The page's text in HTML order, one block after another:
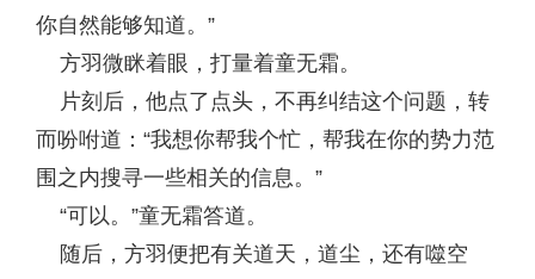
你自然能够知道。”
方羽微眯着眼，打量着童无霜。
片刻后，他点了点头，不再纠结这个问题，转
而吩咐道：“我想你帮我个忙，帮我在你的势力范
围之内搜寻一些相关的信息。”
“可以。”童无霜答道。
随后，方羽便把有关道天，道尘，还有噬空